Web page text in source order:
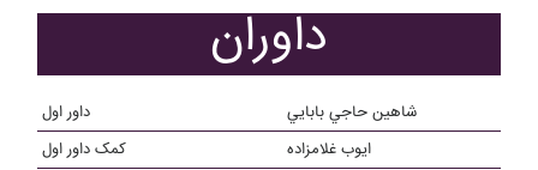
داوران
داور اول
شاهين حاجي بابايي
کمک داور اول
ايوب غلامزاده